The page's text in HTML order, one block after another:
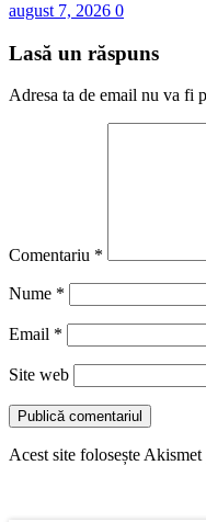
august 7, 2026 0
Lasă un răspuns
Adresa ta de email nu va fi
Comentariu *
Nume *
Email *
Site web
Acest site folosește